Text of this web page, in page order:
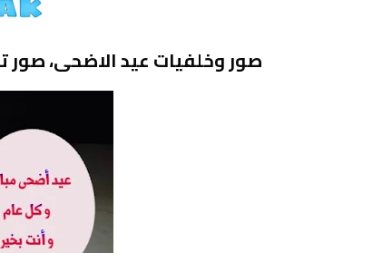
صور وخلفيات عيد الاضحى، صور